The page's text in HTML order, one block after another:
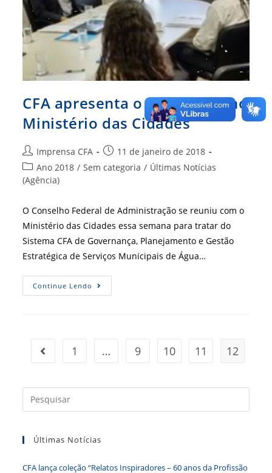
CFA apresenta o CFA-GESAE no
Ministério das Cidades
Autor
do
post:
Imprensa CFA
Post
publicado:
11 de janeiro de 2018
Categoria
do
Ano 2018 / Sem categoria / Últimas Notícias
(Agência)
O Conselho Federal de Administração se reuniu com o
Ministério das Cidades essa semana para tratar do
Sistema CFA de Governança, Planejamento e Gestão
Estratégica de Serviços Municipais de Água…
Continue Lendo CFA
Apresenta
Cidades
Ir para a página anterior
1 … 9 10 11 12
a
Últimas Notícias
CFA lança coleção “Relatos Inspiradores – 60 anos da Profissão